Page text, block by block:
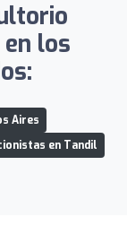
los
Aires
en Tandil